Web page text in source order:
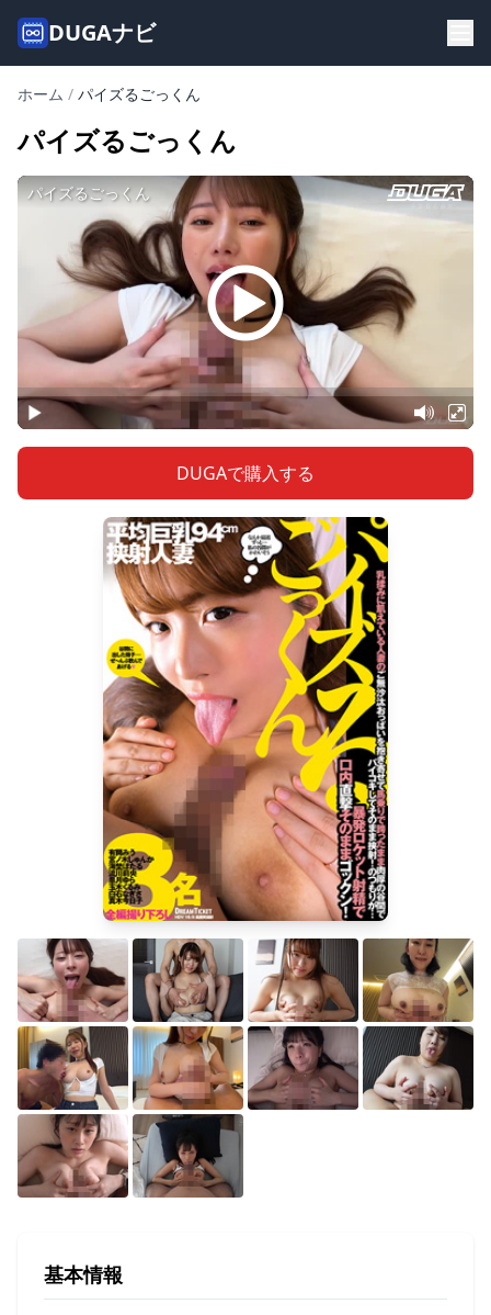
DUGAナビ
ホーム / パイズるごっくん
パイズるごっくん
DUGAで購入する
基本情報